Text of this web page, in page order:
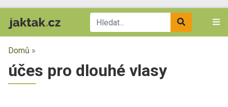
Domů »
účes pro dlouhé vlasy